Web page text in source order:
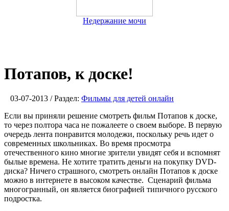
Недержание мочи
Потапов, к доске!
03-07-2013 / Раздел: Фильмы для детей онлайн
Если вы приняли решение смотреть фильм Потапов к доске,
то через полтора часа не пожалеете о своем выборе. В первую
очередь лента понравится молодежи, поскольку речь идет о
современных школьниках. Во время просмотра
отечественного кино многие зрители увидят себя и вспомнят
былые времена. Не хотите тратить деньги на покупку DVD-
диска? Ничего страшного, смотреть онлайн Потапов к доске
можно в интернете в высоком качестве. Сценарий фильма
многогранный, он является биографией типичного русского
подростка.